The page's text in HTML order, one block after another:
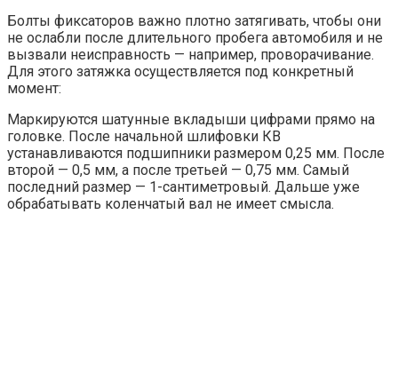
Болты фиксаторов важно плотно затягивать, чтобы они
не ослабли после длительного пробега автомобиля и не
вызвали неисправность — например, проворачивание.
Для этого затяжка осуществляется под конкретный
момент:
Маркируются шатунные вкладыши цифрами прямо на
головке. После начальной шлифовки КВ
устанавливаются подшипники размером 0,25 мм. После
второй — 0,5 мм, а после третьей — 0,75 мм. Самый
последний размер — 1-сантиметровый. Дальше уже
обрабатывать коленчатый вал не имеет смысла.